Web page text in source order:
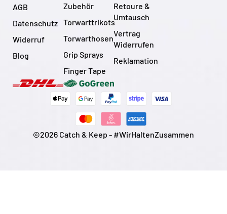
AGB
Datenschutz
Widerruf
Blog
Zubehör
Torwarttrikots
Torwarthosen
Grip Sprays
Finger Tape
Retoure &
Umtausch
Vertrag
Widerrufen
Reklamation
©2026 Catch & Keep - #WirHaltenZusammen